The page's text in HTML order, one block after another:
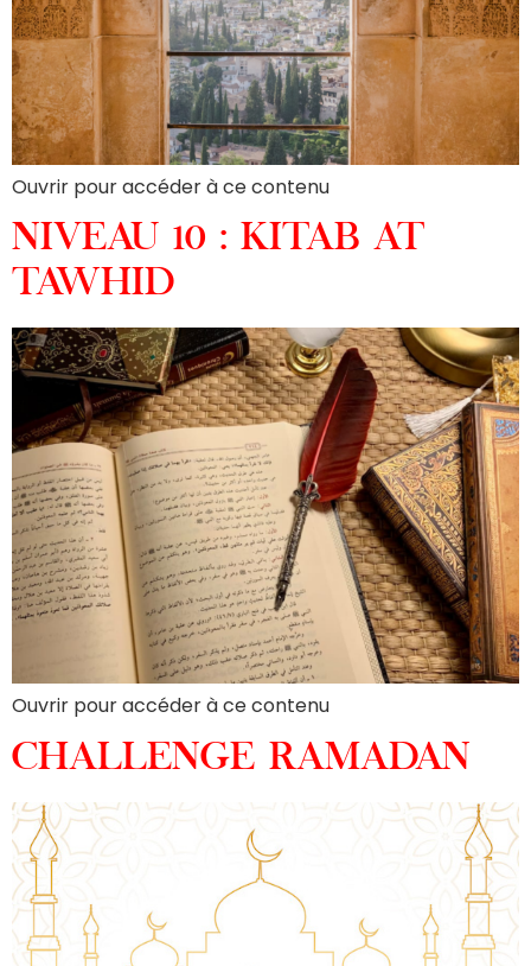
Ouvrir pour accéder à ce contenu
NIVEAU 10 : KITAB AT
TAWHID
Ouvrir pour accéder à ce contenu
CHALLENGE RAMADAN